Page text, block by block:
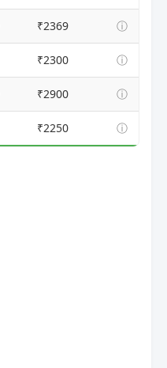
₹2369 ⓘ
₹2300 ⓘ
₹2900 ⓘ
₹2250 ⓘ